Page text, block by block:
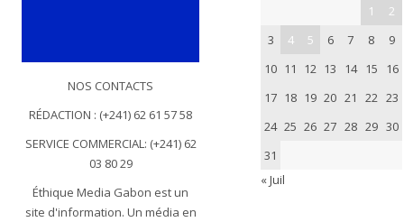
NOS CONTACTS
RÉDACTION : (+241) 62 61 57 58
SERVICE COMMERCIAL: (+241) 62
03 80 29
Éthique Media Gabon est un
site d'information. Un média en
1
2
3
4 5 6 7 8
9
10 11 12 13 14 15
16
17 18 19 20 21 22 23
24 25 26 27 28 29 30
31
« Juil